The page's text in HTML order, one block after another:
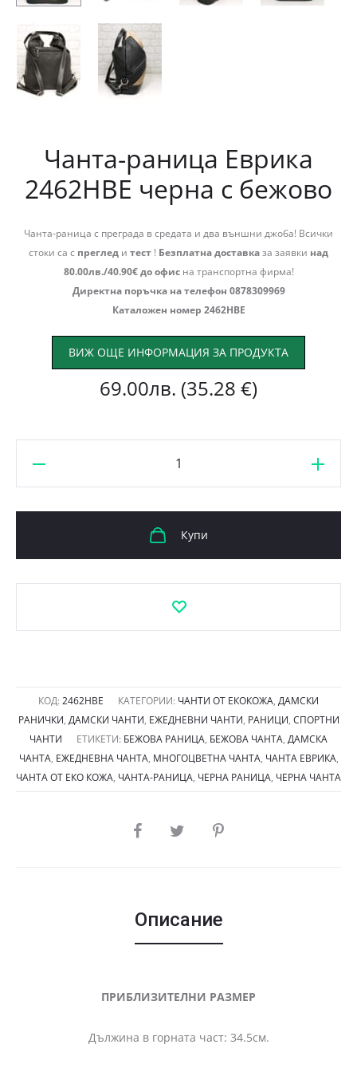
Чанта-раница Еврика
2462HBE черна с бежово
Чанта-раница с преграда в средата и два външни джоба! Всички
стоки са с преглед и тест ! Безплатна доставказа заявки над
80.00лв./40.90€ до офисна транспортна фирма!
Директна поръчка на телефон 0878309969
Каталожен номер 2462HBE
ВИЖ ОЩЕ ИНФОРМАЦИЯ ЗА ПРОДУКТА
69.00лв. (35.28 €)
бежово
Купи
КОД: 2462HBE КАТЕГОРИИ: ЧАНТИ ОТ ЕКОКОЖА, ДАМСКИ
РАНИЧКИ, ДАМСКИ ЧАНТИ, ЕЖЕДНЕВНИ ЧАНТИ, РАНИЦИ, СПОРТНИ
ЧАНТИ
ЕТИКЕТИ: БЕЖОВА РАНИЦА, БЕЖОВА ЧАНТА, ДАМСКА
ЧАНТА, ЕЖЕДНЕВНА ЧАНТА, МНОГОЦВЕТНА ЧАНТА, ЧАНТА ЕВРИКА,
ЧАНТА ОТ ЕКО КОЖА, ЧАНТА-РАНИЦА, ЧЕРНА РАНИЦА, ЧЕРНА ЧАНТА
SHARE
Описание
ПРИБЛИЗИТЕЛНИ РАЗМЕР
Дължина в горната част: 34.5см.